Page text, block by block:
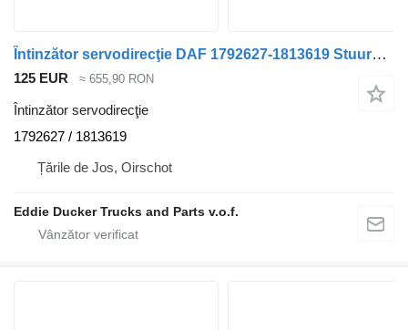
Întinzător servodirecţie DAF 1792627-1813619 Stuuras CF85IV pentru camion DAF 85CF
125 EUR ≈ 655,90 RON
Întinzător servodirecţie
1792627 / 1813619
Țările de Jos, Oirschot
Eddie Ducker Trucks and Parts v.o.f.